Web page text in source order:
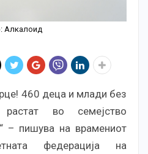
Алкалоид
460 деца и млади без
во семејство
– пишува на врамениот
федерација на